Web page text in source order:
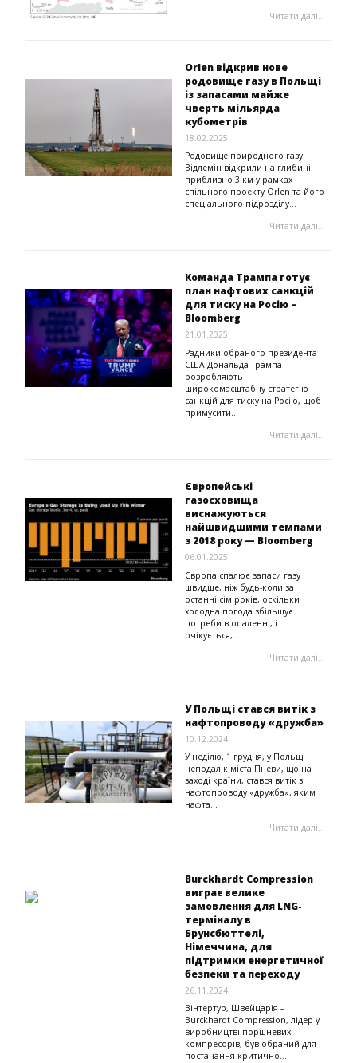
Читати далі...
Orlen відкрив нове
родовище газу в Польщі
із запасами майже
чверть мільярда
кубометрів
18.02.2025
Родовище природного газу
Зідлемін відкрили на глибині
приблизно 3 км у рамках
спільного проекту Orlen та його
спеціального підрозділу...
Читати далі...
Команда Трампа готує
план нафтових санкцій
для тиску на Росію –
Bloomberg
21.01.2025
Радники обраного президента
США Дональда Трампа
розробляють
широкомасштабну стратегію
санкцій для тиску на Росію, щоб
примусити...
Читати далі...
Європейські
газосховища
виснажуються
найшвидшими темпами
з 2018 року — Bloomberg
06.01.2025
Європа спалює запаси газу
швидше, ніж будь-коли за
останні сім років, оскільки
холодна погода збільшує
потреби в опаленні, і
очікується,...
Читати далі...
У Польщі стався витік з
нафтопроводу «дружба»
10.12.2024
У неділю, 1 грудня, у Польщі
неподалік міста Пневи, що на
заході країни, стався витік з
нафтопроводу «дружба», яким
нафта...
Читати далі...
Burckhardt Compression
виграє велике
замовлення для LNG-
терміналу в
Брунсбюттелі,
Німеччина, для
підтримки енергетичної
безпеки та переходу
26.11.2024
Вінтертур, Швейцарія –
Burckhardt Compression, лідер у
виробництві поршневих
компресорів, був обраний для
постачання критично...